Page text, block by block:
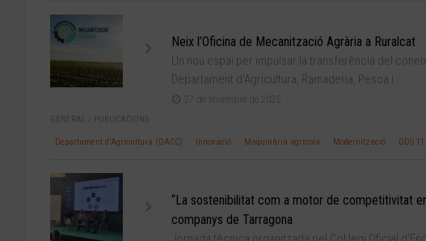
Neix l’Oficina de Mecanització Agrària a Ruralcat
Un nou espai per impulsar la transferència del
Departament d’Agricultura, Ramaderia, Pesca i ...
27 de novembre de 2025
GENERAL PUBLICACIONS
Departament d'Agricultura (DACC) Innovació Maquinària agrícola Modernització ODS 11
“La sostenibilitat com a motor de competitivitat
companys de Tarragona